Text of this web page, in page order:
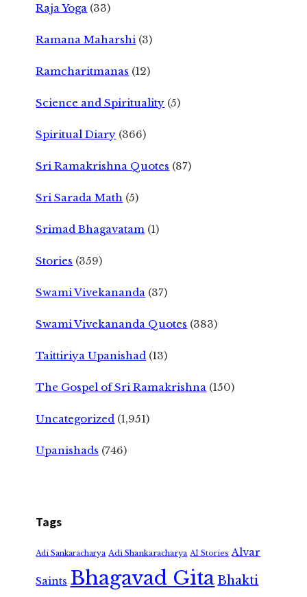
Raja Yoga (33)
Ramana Maharshi (3)
Ramcharitmanas (12)
Science and Spirituality (5)
Spiritual Diary (366)
Sri Ramakrishna Quotes (87)
Sri Sarada Math (5)
Srimad Bhagavatam (1)
Stories (359)
Swami Vivekananda (37)
Swami Vivekananda Quotes (383)
Taittiriya Upanishad (13)
The Gospel of Sri Ramakrishna (150)
Uncategorized (1,951)
Upanishads (746)
Tags
Adi Sankaracharya Adi Shankaracharya AI Stories Alvar
Saints Bhagavad GitaBhakti